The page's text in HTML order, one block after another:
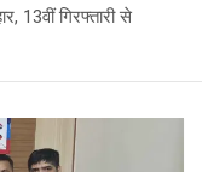
13वीं गिरफ्तारी से